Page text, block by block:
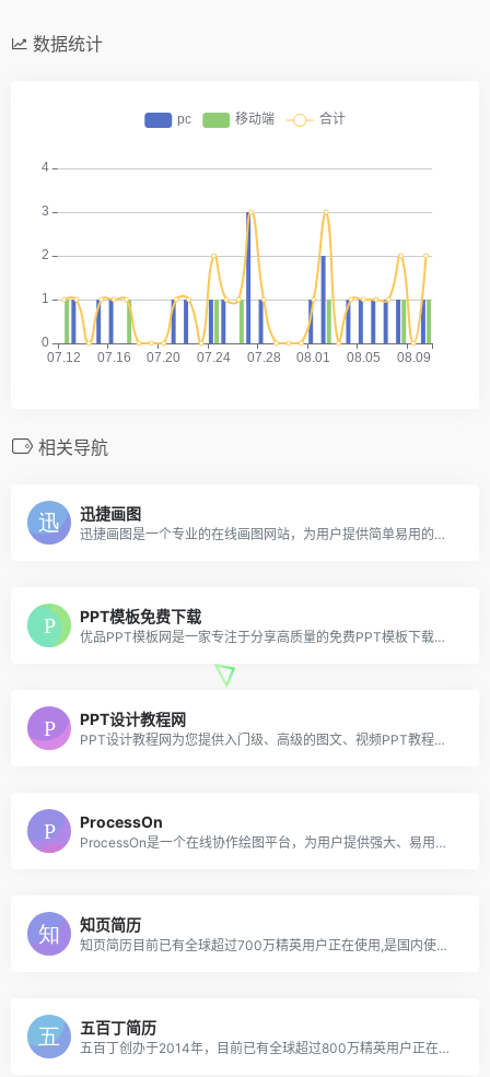
数据统计
相关导航
迅捷画图
迅捷画图是一个专业的在线画图网站，为用户提供简单易用的作图工具,支持在线创作流程图、在线制作思维导图、组织结构图、ER图、网络拓扑图等.在线作图，方便快捷，真正实现高效工作。
PPT模板免费下载
优品PPT模板网是一家专注于分享高质量的免费PPT模板下载网站，包括图表、背景图片、素材、教程等各类PPT模板相关资源。致力于打造国内最大最权威的PPT下载一站式服务平台。
PPT设计教程网
PPT设计教程网为您提供入门级、高级的图文、视频PPT教程，助你学习PPT设计从入门到精通；和专业的PPT设计师交流，在PPTer成长之路上你不再孤独；提供海量高品质PPT模板、PPT素材免费下载，矢量级的欧美PPT模板等你来用。
ProcessOn
ProcessOn是一个在线协作绘图平台，为用户提供强大、易用的作图工具！支持在线创作流程图、思维导图、组织结构图、网络拓扑图、BPMN、UML图、UI界面原型设计、iOS界面原型设计等。同时依托于互联网实现了人与人之间的实时协作和共享。
知页简历
知页简历目前已有全球超过700万精英用户正在使用,是国内使用人数超多的专业简历制作工具,覆盖了全中国95%的高校,是优秀人才选择的智能简历工具,广受求职者和专业HR喜爱,汇集了海量优秀行业简历范例,高颜值简历模板,可以满足求职者的各类简历需求,有效提升求职成功率,名企精英都在用的知页简历！
五百丁简历
五百丁创办于2014年，目前已有全球超过800万精英用户正在使用，是国内使用人数最多的免费简历制作工具，智能-高效-便捷-实用，广受求职者和专业HR喜爱，平台汇集了海量优秀行业范例，精美模板，可以满足求职者的各类简历需求，有效提升求职成功率，做好简历就上五百丁！